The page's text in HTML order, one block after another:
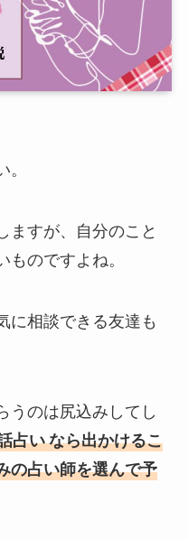
ますが、自分のこと
ものですよね。
に相談できる友達も
うのは尻込みしてし
占い なら出かけるこ
の占い師を選んで予